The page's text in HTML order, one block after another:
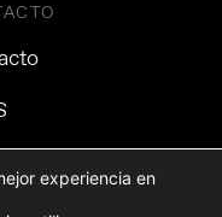
experiencia en